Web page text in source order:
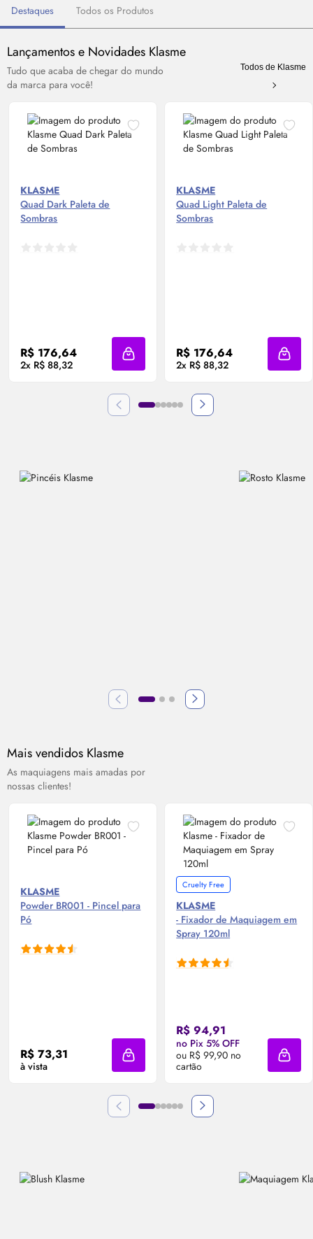
Destaques Todos os Produtos
Lançamentos e Novidades Klasme
Tudo que acaba de chegar do mundo
da marca para você!
Todos de Klasme
KLASME
Quad Dark Paleta de
Sombras
R$ 176,64
2x R$ 88,32 Adicionar à sacola
KLASME
Quad Light Paleta de
Sombras
R$ 176,64
2x R$ 88,32
Mais vendidos Klasme
As maquiagens mais amadas por
nossas clientes!
KLASME
Powder BR001 - Pincel para
Pó
R$ 73,31
à vista Adicionar à sacola
Cruelty Free
KLASME
- Fixador de Maquiagem em
Spray 120ml
R$ 94,91
no Pix 5% OFF
ou R$ 99,90 no
cartão